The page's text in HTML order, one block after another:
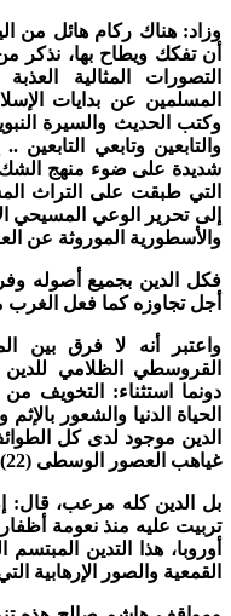
هناك ركام هائل من
تفكك ويطاح بها، نذكر من
المثالية العذبة
عن بدايات
الحديث والسيرة
وتابعي التابعين
على ضوء منهج الشك
طبقت على التراث
تحرير الوعي المسيحي
الموروثة عن
الدين بجميع أصوله
تجاوزه كما فعل الغرب
أنه لا فرق بين
الظلامي للدين
استثناء: التخويف من
الدنيا والشعور
موجود لدى كل
العصور الوسطى (22).
الدين كله مرعب، قال:
عليه منذ نعومة
هذا التدين المبتسم
والصور الإرهابية التي